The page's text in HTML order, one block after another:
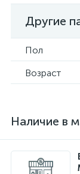
Другие
Пол
Возраст
Наличие в